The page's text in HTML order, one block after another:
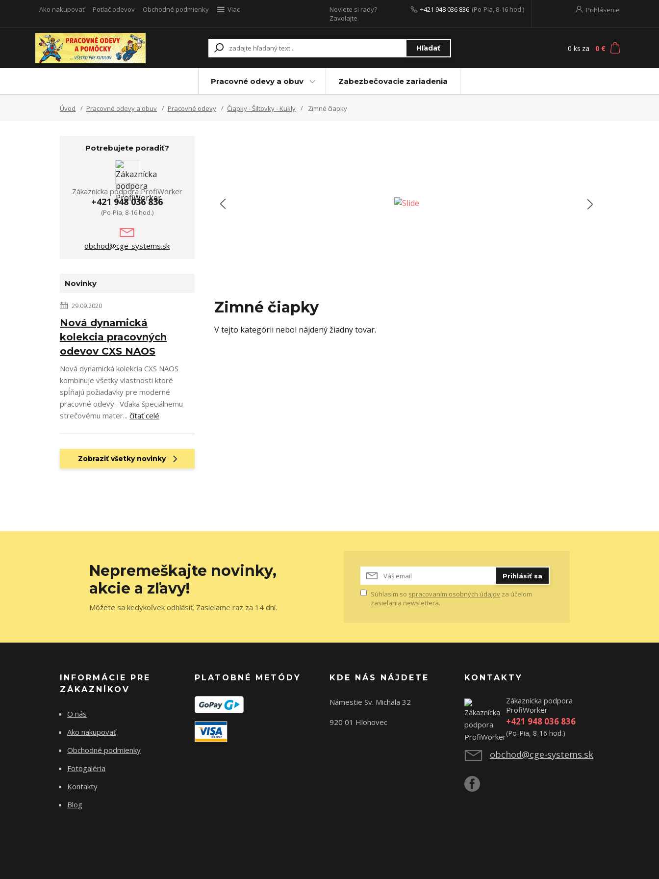
Ako nakupovať Potlač odevov Obchodné podmienky Viac Prihlásenie
Hľadať
Neviete si rady?
Zavolajte.
+421 948 036 836 (Po-Pia, 8-16 hod.)
0 ks za 0 €
Pracovné odevy a obuv Zabezbečovacie zariadenia
Úvod Pracovné odevy a obuv Pracovné odevy Čiapky - Šiltovky - Kukly Zimné čiapky
Zimné čiapky
V tejto kategórii nebol nájdený žiadny tovar.
Potrebujete poradiť?
Zákaznícka podpora ProfiWorker
+421 948 036 836
(Po-Pia, 8-16 hod.)
obchod@cge-systems.sk
Novinky
29.09.2020
Nová dynamická
kolekcia pracovných
odevov CXS NAOS
Nová dynamická kolekcia CXS NAOS
kombinuje všetky vlastnosti ktoré
spĺňajú požiadavky pre moderné
pracovné odevy. Vďaka špeciálnemu
strečovému mater... čítať celé
Zobraziť všetky novinky
Nepremeškajte novinky,
akcie a zľavy!
Môžete sa kedykoľvek odhlásiť. Zasielame raz za 14 dní.
Prihlásiť sa
Súhlasím so spracovaním osobných údajov za účelom
zasielania newslettera.
INFORMÁCIE PRE
ZÁKAZNÍKOV
O nás
Ako nakupovať
Obchodné podmienky
Fotogaléria
Kontakty
Blog
PLATOBNÉ METÓDY KDE NÁS NÁJDETE
Námestie Sv. Michala 32
920 01 Hlohovec
KONTAKTY
Zákaznícka podpora
ProfiWorker
+421 948 036 836
(Po-Pia, 8-16 hod.)
obchod@cge-systems.sk